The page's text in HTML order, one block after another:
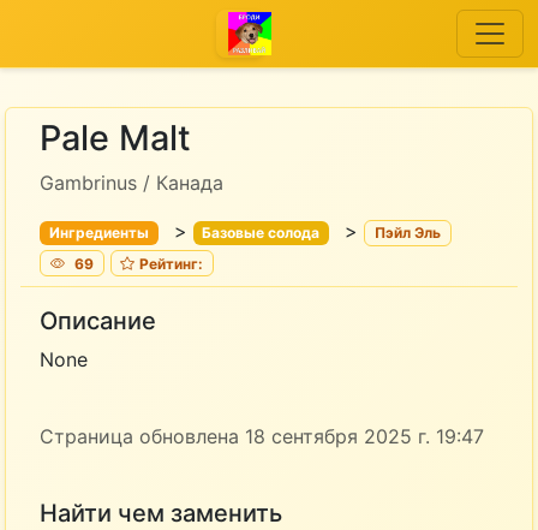
Pale Malt
Gambrinus / Канада
Ингредиенты > Базовые солода >
Пэйл Эль
69
Рейтинг:
Описание
None
Страница обновлена 18 сентября 2025 г. 19:47
Найти чем заменить